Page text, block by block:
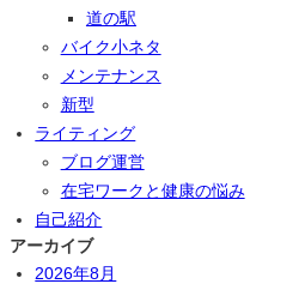
道の駅
バイク小ネタ
メンテナンス
新型
ライティング
ブログ運営
在宅ワークと健康の悩み
自己紹介
アーカイブ
2026年8月